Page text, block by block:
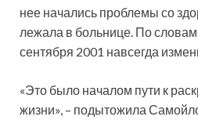
нее начались проблемы со
лежала в больнице. По
сентября 2001 навсегда
«Это было началом пути к
жизни», – подытожила